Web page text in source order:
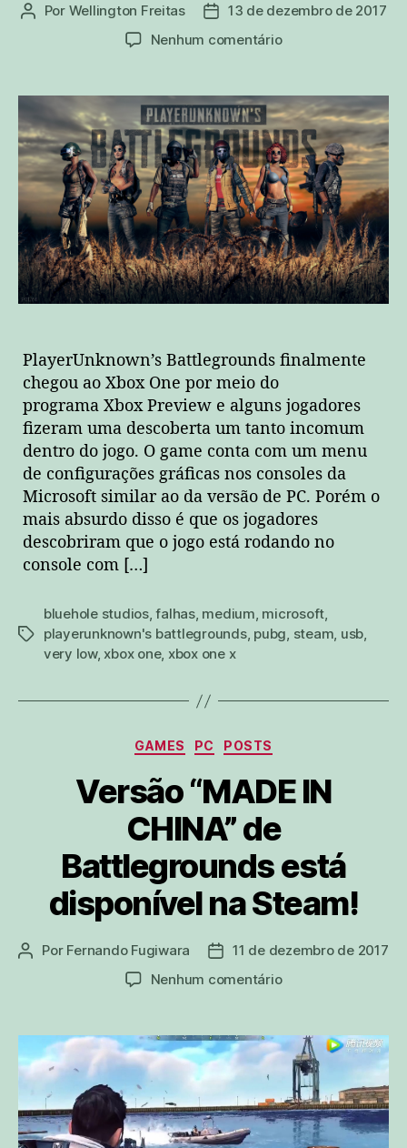
Autor
Por Wellington Freitas
Data13 de dezembro de 2017
Nenhum comentárioem
que
PUBG
está
rodando
no
Xbox
One
com
gráficos
no
“VERY
PlayerUnknown’s Battlegrounds finalmente
chegou ao Xbox One por meio do
programa Xbox Preview e alguns jogadores
fizeram uma descoberta um tanto incomum
dentro do jogo. O game conta com um menu
de configurações gráficas nos consoles da
Microsoft similar ao da versão de PC. Porém o
mais absurdo disso é que os jogadores
descobriram que o jogo está rodando no
console com […]
tags
bluehole studios,falhas, medium, microsoft,
playerunknown's battlegrounds, pubg, steam, usb,
very low, xbox one, xbox one x
Categorias
GAMES PC POSTS
Versão “MADE IN
CHINA” de
Battlegrounds está
disponível na Steam!
Autor
Por Fernando Fugiwara
Data11 de dezembro de 2017
Nenhum comentárioem
IN
CHINA”
de
Battlegrounds
está
disponível